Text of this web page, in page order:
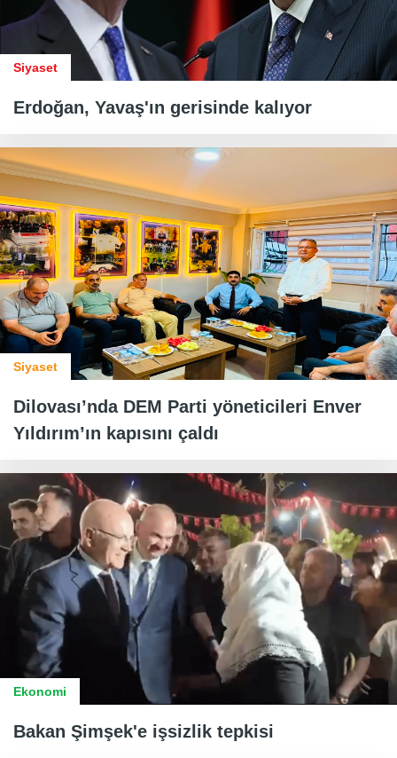
Siyaset
Erdoğan, Yavaş'ın gerisinde kalıyor
Siyaset
Dilovası’nda DEM Parti yöneticileri Enver
Yıldırım’ın kapısını çaldı
Ekonomi
Bakan Şimşek'e işsizlik tepkisi